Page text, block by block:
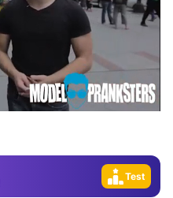
Gündem
Test